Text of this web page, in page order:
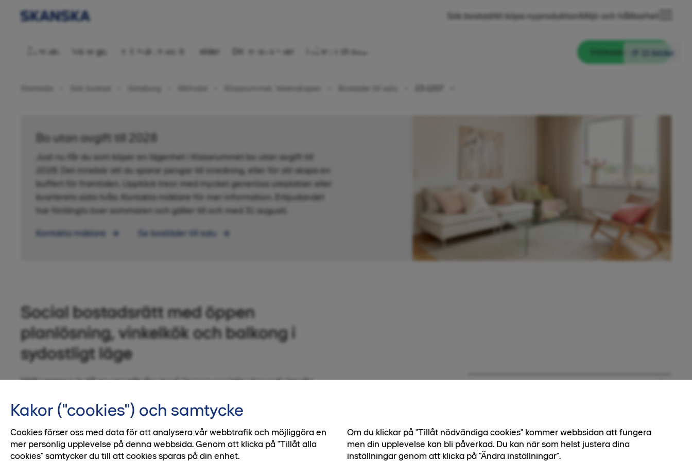
Sök bostadAtt köpa nyproduktionMiljö och hållbarhet
11 bilder
Bostadsrätt 2 rok, 54,5 kvm
Översikt Visningar Hitta din favorit Bilder Ditt nya kvarter Frågor och svar Intresseanmälan
Klassrummet, Vetenskapen Bostäder till salu
Bo utan avgift till 2028
Just nu får du som köper en lägenhet i Klassrummet bo utan avgift till
2028. Det innebär att du sparar pengar till inredning, eller för att skapa en
buffert för framtiden. Upptäck treor med mycket generösa uteplatser eller
kvarterets sista tvåa. Kontakta mäklare för mer information. Erbjudandet
har förlängts över sommaren och gäller till och med 31 augusti.
Kontakta mäklare
Se bostäder till salu
Social bostadsrätt med öppen
planlösning, vinkelkök och balkong i
sydostligt läge
Välkommen in till en gaveltvåa med öppna sociala ytor och trevlig
flera fönster i sydostligt läge och har en rad praktiska lösningar som
badrummet.
Boendeform
Bostadsrätt
Kakor ("cookies") och samtycke
Cookies förser oss med data för att analysera vår webbtrafik och möjliggöra en
mer personlig upplevelse på denna webbsida. Genom att klicka på "Tillåt alla
cookies" samtycker du till att cookies sparas på din enhet.
Om du klickar på "Tillåt nödvändiga cookies" kommer webbsidan att fungera
men din upplevelse kan bli påverkad. Du kan när som helst justera dina
inställningar genom att klicka på "Ändra inställningar".